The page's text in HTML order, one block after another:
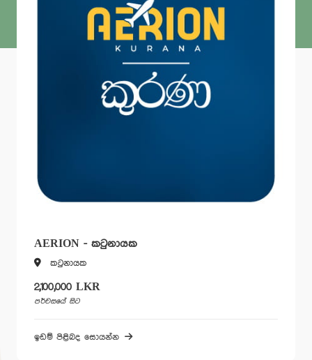
AERION - කටුනායක
කටුනායක
2,100,000 LKR
පර්චසයේ සිට
ඉඩම් පිළිබද සොයන්න